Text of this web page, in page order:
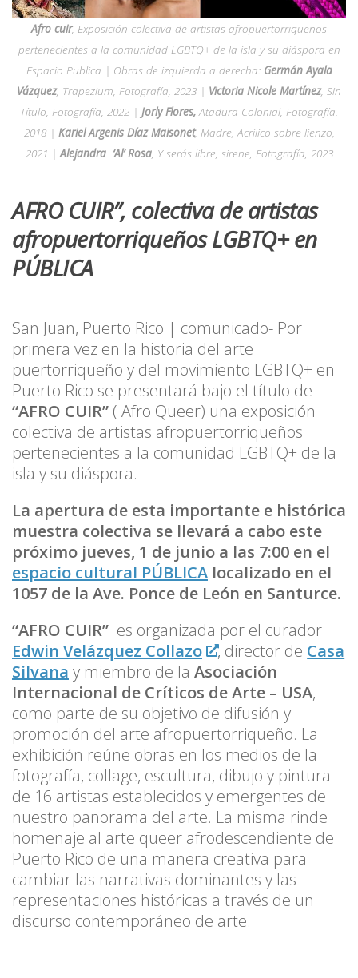
Afro cuir, Exposición colectiva de artistas afropuertorriqueños
pertenecientes a la comunidad LGBTQ+ de la isla y su diáspora en
Espacio Publica | Obras de izquierda a derecha: Germán Ayala
Vázquez, Trapezium , Fotografía, 2023 | Victoria Nicole Martínez, Sin
Título , Fotografía, 2022 | Jorly Flores, Atadura Colonial , Fotografía,
2018 | Kariel Argenis Díaz Maisonet, Madre, Acrílico sobre lienzo,
2021 | Alejandra ‘Al’ Rosa, Y serás libre, sirene , Fotografía, 2023
AFRO CUIR”, colectiva de artistas
afropuertorriqueños LGBTQ+ en
PÚBLICA
San Juan, Puerto Rico | comunicado- Por
primera vez en la historia del arte
puertorriqueño y del movimiento LGBTQ+ en
Puerto Rico se presentará bajo el título de
“AFRO CUIR” ( Afro Queer) una exposición
colectiva de artistas afropuertorriqueños
pertenecientes a la comunidad LGBTQ+ de la
isla y su diáspora.
La apertura de esta importante e histórica
muestra colectiva se llevará a cabo este
próximo jueves, 1 de junio a las 7:00 en el
espacio cultural PÚBLICA localizado en el
1057 de la Ave. Ponce de León en Santurce.
“AFRO CUIR” es organizada por el curador
Edwin Velázquez Collazo
, director de Casa
Silvana y miembro de la Asociación
Internacional de Críticos de Arte – USA,
como parte de su objetivo de difusión y
promoción del arte afropuertorriqueño. La
exhibición reúne obras en los medios de la
fotografía, collage, escultura, dibujo y pintura
de 16 artistas establecidos y emergentes de
nuestro panorama del arte. La misma rinde
homenaje al arte queer afrodescendiente de
Puerto Rico de una manera creativa para
cambiar las narrativas dominantes y las
representaciones históricas a través de un
discurso contemporáneo de arte.